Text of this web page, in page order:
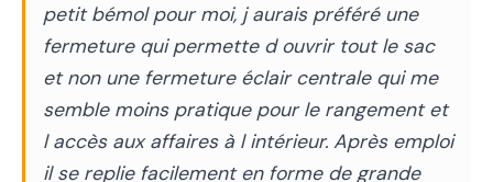
petit bémol pour moi, j aurais préféré une
fermeture qui permette d ouvrir tout le sac
et non une fermeture éclair centrale qui me
semble moins pratique pour le rangement et
l accès aux affaires à l intérieur. Après emploi
il se replie facilement en forme de grande